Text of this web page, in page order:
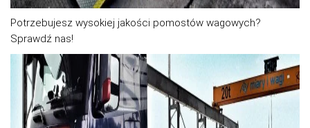
Potrzebujesz wysokiej jakości pomostów wagowych?
Sprawdź nas!